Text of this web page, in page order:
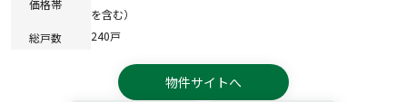
価格帯
を含む）
総戸数 240戸
物件サイトへ